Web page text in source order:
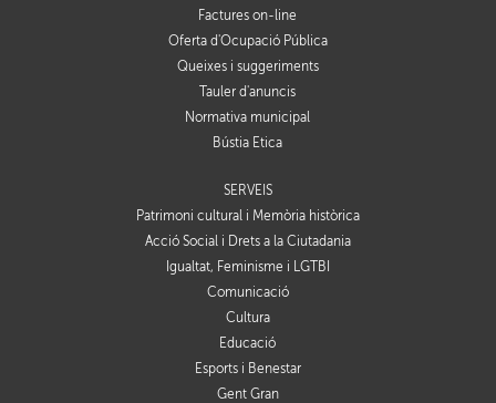
Factures on-line
Oferta d'Ocupació Pública
Queixes i suggeriments
Tauler d'anuncis
Normativa municipal
Bústia Ètica
SERVEIS
Patrimoni cultural i Memòria històrica
Acció Social i Drets a la Ciutadania
Igualtat, Feminisme i LGTBI
Comunicació
Cultura
Educació
Esports i Benestar
Gent Gran